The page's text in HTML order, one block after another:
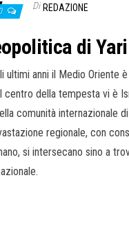
Di REDAZIONE
di
ultimi anni il Medio Oriente
centro della tempesta vi è
comunità internazionale
regionale, con
si intersecano sino a